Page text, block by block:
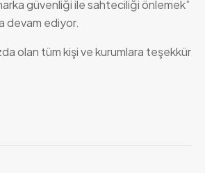
güvenliği ile sahteciliği önlemek”
devam ediyor.
olan tüm kişi ve kurumlara teşekkür